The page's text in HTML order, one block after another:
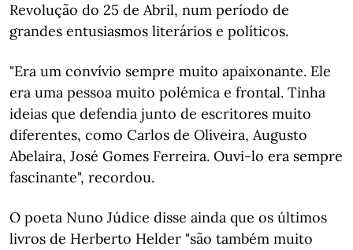
Revolução do 25 de Abril, num período de
grandes entusiasmos literários e políticos.
"Era um convívio sempre muito apaixonante. Ele
era uma pessoa muito polémica e frontal. Tinha
ideias que defendia junto de escritores muito
diferentes, como Carlos de Oliveira, Augusto
Abelaira, José Gomes Ferreira. Ouvi-lo era sempre
fascinante", recordou.
O poeta Nuno Júdice disse ainda que os últimos
livros de Herberto Helder "são também muito